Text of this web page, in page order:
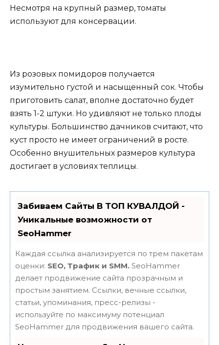
Несмотря на крупный размер, томаты
используют для консервации.
Из розовых помидоров получается
изумительно густой и насыщенный сок. Чтобы
приготовить салат, вполне достаточно будет
взять 1-2 штуки. Но удивляют не только плоды
культуры. Большинство дачников считают, что
куст просто не имеет ограничений в росте.
Особенно внушительных размеров культура
достигает в условиях теплицы.
Забиваем Сайты В ТОП КУВАЛДОЙ -
Уникальные возможности от
SeoHammer
Каждая ссылка анализируется по трем пакетам
оценки: SEO, Трафик и SMM. SeoHammer
делает продвижение сайта прозрачным и
простым занятием. Ссылки, вечные ссылки,
статьи, упоминания, пресс-релизы -
используйте по максимуму потенциал
SeoHammer для продвижения вашего сайта.